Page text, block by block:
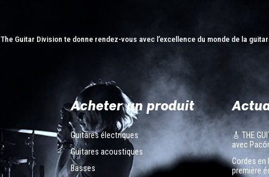
The Guitar Division te donne rendez-vous avec l’excellence du monde de la
Acheter un produit
Guitares électriques
Guitares acoustiques
Basses
🎸 THE
avec
Cordes en
première